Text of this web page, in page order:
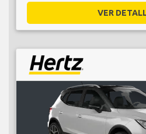
VER